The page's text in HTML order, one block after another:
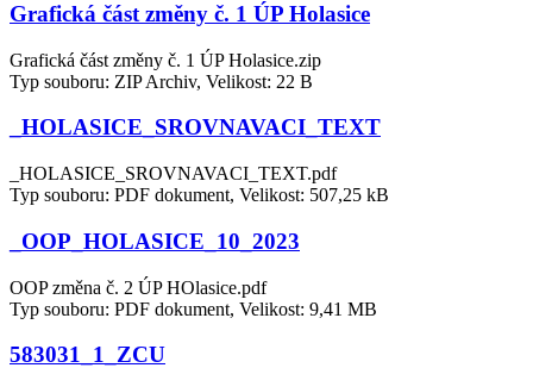
Grafická část změny č. 1 ÚP Holasice
Grafická část změny č. 1 ÚP Holasice.zip
Typ souboru: ZIP Archiv, Velikost: 22 B
_HOLASICE_SROVNAVACI_TEXT
_HOLASICE_SROVNAVACI_TEXT.pdf
Typ souboru: PDF dokument, Velikost: 507,25 kB
_OOP_HOLASICE_10_2023
OOP změna č. 2 ÚP HOlasice.pdf
Typ souboru: PDF dokument, Velikost: 9,41 MB
583031_1_ZCU